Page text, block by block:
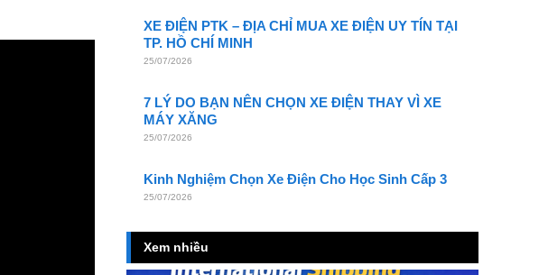
XE ĐIỆN PTK – ĐỊA CHỈ MUA XE ĐIỆN UY TÍN TẠI
TP. HỒ CHÍ MINH
25/07/2026
7 LÝ DO BẠN NÊN CHỌN XE ĐIỆN THAY VÌ XE
MÁY XĂNG
25/07/2026
Kinh Nghiệm Chọn Xe Điện Cho Học Sinh Cấp 3
25/07/2026
Xem nhiều